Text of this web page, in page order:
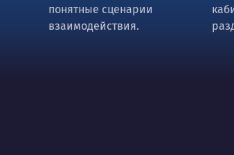
понятные сценарии
взаимодействия.